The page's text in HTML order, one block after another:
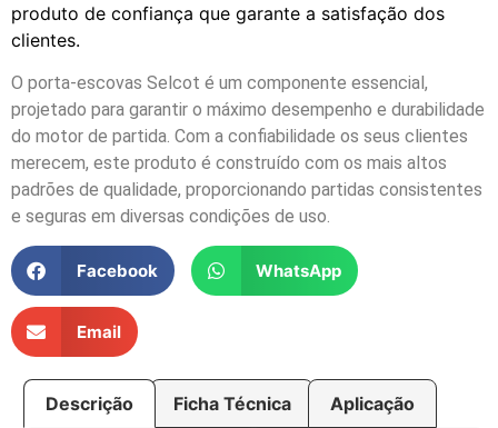
produto de confiança que garante a satisfação dos
clientes.
O porta-escovas Selcot é um componente essencial,
projetado para garantir o máximo desempenho e durabilidade
do motor de partida. Com a confiabilidade os seus clientes
merecem, este produto é construído com os mais altos
padrões de qualidade, proporcionando partidas consistentes
e seguras em diversas condições de uso.
Facebook WhatsApp
Email
Descrição Ficha Técnica Aplicação